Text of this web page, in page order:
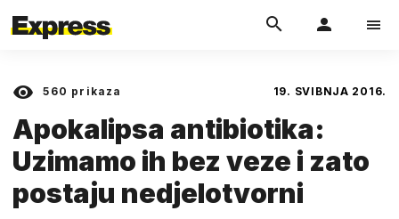
560 prikaza 19. SVIBNJA 2016.
Apokalipsa antibiotika:
Uzimamo ih bez veze i zato
postaju nedjelotvorni